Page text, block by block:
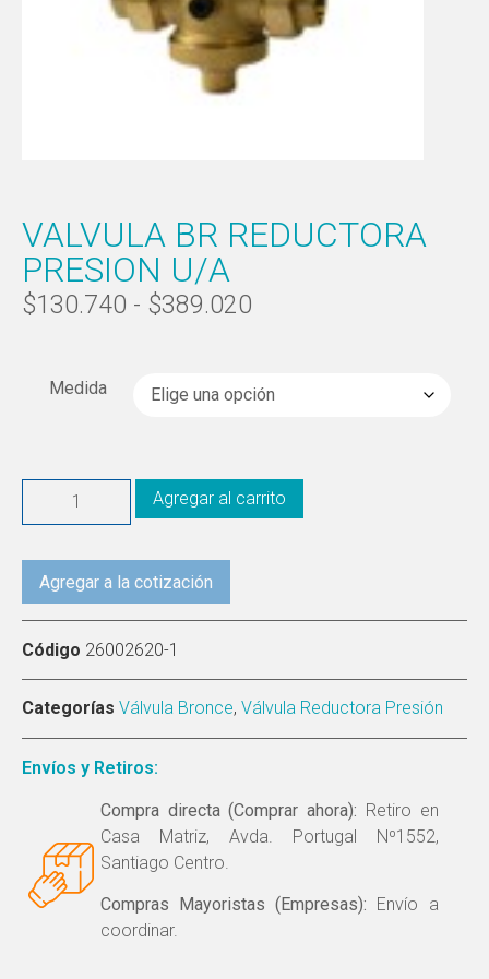
VALVULA BR REDUCTORA
PRESION U/A
$130.740 - $389.020
Medida
Agregar al carrito
Agregar a la cotización
Código 26002620-1
Categorías Válvula Bronce, Válvula Reductora Presión
Envíos y Retiros:
Compra directa (Comprar ahora): Retiro en
Casa Matriz, Avda. Portugal Nº1552,
Santiago Centro.
Compras Mayoristas (Empresas): Envío a
coordinar.